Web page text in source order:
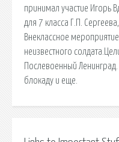
принимал участие Игорь
для 7 класса Г.П.
Внеклассное
неизвестного
Послевоенный
блокаду и еще.